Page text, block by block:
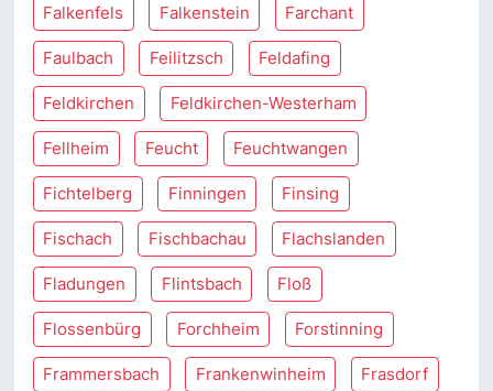
Falkenfels Falkenstein Farchant
Faulbach Feilitzsch Feldafing
Feldkirchen Feldkirchen-Westerham
Fellheim Feucht Feuchtwangen
Fichtelberg Finningen Finsing
Fischach Fischbachau Flachslanden
Fladungen Flintsbach Floß
Flossenbürg Forchheim Forstinning
Frammersbach Frankenwinheim Frasdorf